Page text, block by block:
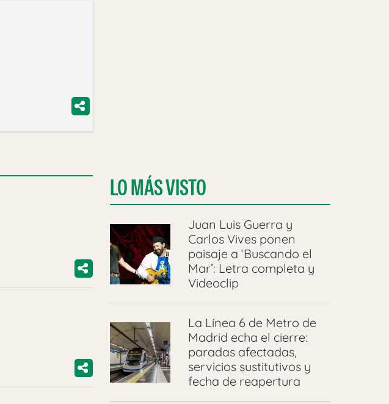
LO MÁS VISTO
Juan Luis Guerra y
Carlos Vives ponen
paisaje a ‘Buscando el
Mar’: Letra completa y
Videoclip
La Línea 6 de Metro de
Madrid echa el cierre:
paradas afectadas,
servicios sustitutivos y
fecha de reapertura